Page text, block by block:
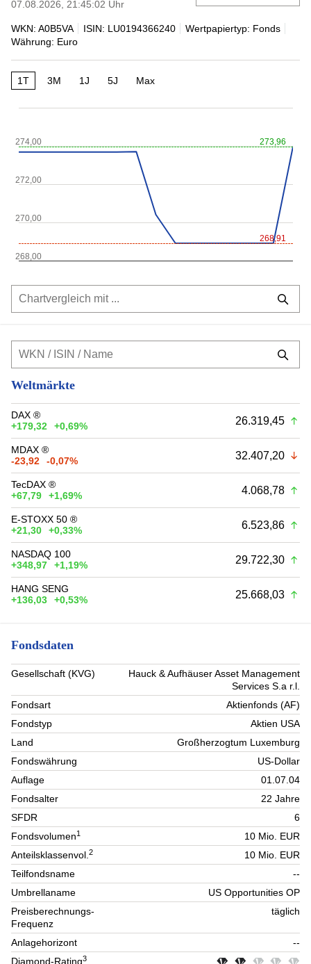
07.08.2026, 21:45:02 Uhr
WKN: A0B5VA ISIN: LU0194366240
Wertpapiertyp: Fonds
Währung: Euro
1T 3M 1J 5J Max
273,96
268,91
268,00
270,00
272,00
274,00
Weltmärkte
DAX ®
+179,32
+0,69% 26.319,45
MDAX ®
-23,92
-0,07% 32.407,20
TecDAX ®
+67,79
+1,69% 4.068,78
E-STOXX 50 ®
+21,30
+0,33% 6.523,86
NASDAQ 100
+348,97
+1,19% 29.722,30
HANG SENG
+136,03
+0,53% 25.668,03
Fondsdaten
Gesellschaft (KVG)
Hauck & Aufhäuser Asset Management
Services S.a r.l.
Fondsart
Aktienfonds (AF)
Fondstyp
Aktien USA
Land
Großherzogtum Luxemburg
Fondswährung
US-Dollar
Auflage
01.07.04
Fondsalter
22 Jahre
SFDR
6
Fondsvolumen1
10 Mio. EUR
Anteilsklassenvol.2
10 Mio. EUR
Teilfondsname
--
Umbrellaname
US Opportunities OP
Preisberechnungs-
Frequenz
täglich
Anlagehorizont
--
Diamond-Rating3